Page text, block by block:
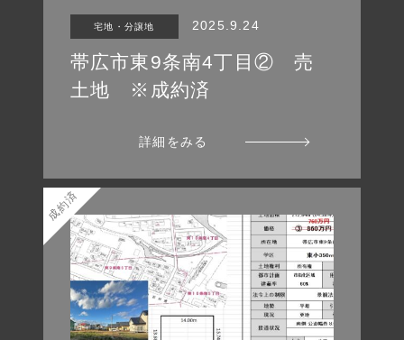
宅地・分譲地 2025.9.24
帯広市東9条南4丁目② 売
土地 ※成約済
詳細をみる
成約済